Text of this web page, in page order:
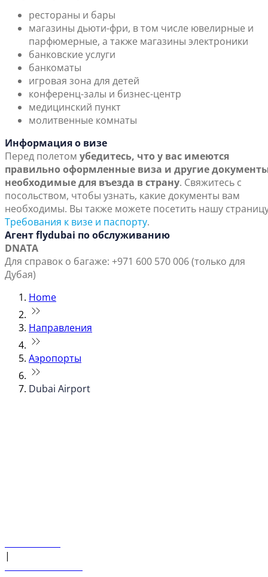
рестораны и бары
магазины дьюти-фри, в том числе ювелирные и
парфюмерные, а также магазины электроники
банковские услуги
банкоматы
игровая зона для детей
конференц-залы и бизнес-центр
медицинский пункт
молитвенные комнаты
Информация о визе
Перед полетом убедитесь, что у вас имеются
правильно оформленные виза и другие
необходимые для въезда в страну. Свяжитесь с
посольством, чтобы узнать, какие документы вам
необходимы. Вы также можете посетить нашу
Требования к визе и паспорту.
Агент flydubai по обслуживанию
DNATA
Для справок о багаже: +971 600 570 006 (только для
Дубая)
Home
Направления
Аэропорты
Dubai Airport
|